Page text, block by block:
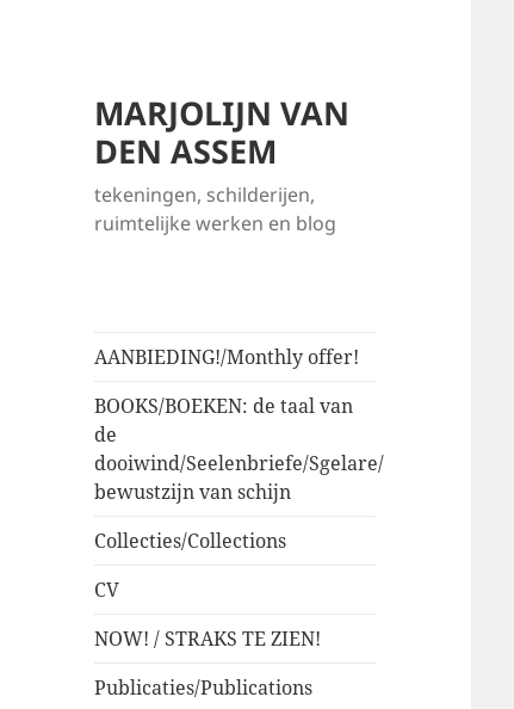
MARJOLIJN VAN
DEN ASSEM
tekeningen, schilderijen,
ruimtelijke werken en blog
AANBIEDING!/Monthly offer!
BOOKS/BOEKEN: de taal van
de
dooiwind/Seelenbriefe/Sgelare/
bewustzijn van schijn
Collecties/Collections
CV
NOW! / STRAKS TE ZIEN!
Publicaties/Publications